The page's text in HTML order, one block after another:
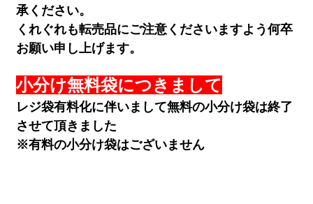
承ください。
くれぐれも転売品にご注意くださいますよう何卒
お願い申し上げます。
小分け無料袋につきまして
レジ袋有料化に伴いまして無料の小分け袋は終了
させて頂きました
※有料の小分け袋はございません